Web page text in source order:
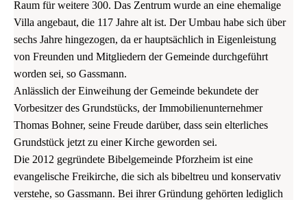
Raum für weitere 300. Das Zentrum wurde an eine ehemalige
Villa angebaut, die 117 Jahre alt ist. Der Umbau habe sich über
sechs Jahre hingezogen, da er hauptsächlich in Eigenleistung
von Freunden und Mitgliedern der Gemeinde durchgeführt
worden sei, so Gassmann.
Anlässlich der Einweihung der Gemeinde bekundete der
Vorbesitzer des Grundstücks, der Immobilienunternehmer
Thomas Bohner, seine Freude darüber, dass sein elterliches
Grundstück jetzt zu einer Kirche geworden sei.
Die 2012 gegründete Bibelgemeinde Pforzheim ist eine
evangelische Freikirche, die sich als bibeltreu und konservativ
verstehe, so Gassmann. Bei ihrer Gründung gehörten lediglich